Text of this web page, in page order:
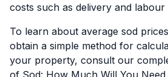
costs such as delivery and labour
To learn about average sod
obtain a simple method for
your property, consult our
of Sod: How Much Will You Need